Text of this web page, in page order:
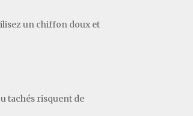
un chiffon doux et
tachés risquent de